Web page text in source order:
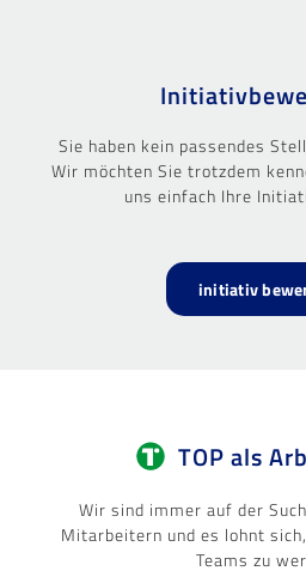
Sie haben kein passendes
Wir möchten Sie trotzdem
uns einfach Ihre
initiativ
TOP als
Wir sind immer auf der
Mitarbeitern und es lohnt
Teams zu